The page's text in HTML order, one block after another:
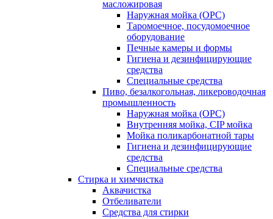
масложировая
Наружная мойка (ОРС)
Таромоечное, посудомоечное
оборудование
Печные камеры и формы
Гигиена и дезинфицирующие
средства
Специальные средства
Пиво, безалкогольная, ликероводочная
промышленность
Наружная мойка (ОРС)
Внутренняя мойка, CIP мойка
Мойка поликарбонатной тары
Гигиена и дезинфицирующие
средства
Специальные средства
Стирка и химчистка
Аквачистка
Отбеливатели
Средства для стирки